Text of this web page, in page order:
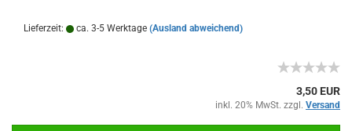
Lieferzeit: ca. 3-5 Werktage (Ausland abweichend)
3,50 EUR
inkl. 20% MwSt. zzgl. Versand